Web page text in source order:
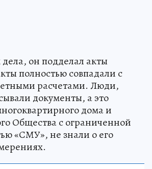
он подделал акты
полностью совпадали с
расчетами. Люди,
документы, а это
дома и
Общества с ограниченной
«СМУ», не знали о его